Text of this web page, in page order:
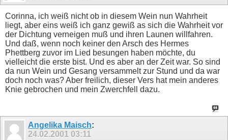
Corinna, ich weiß nicht ob in diesem Wein nun Wahrheit
liegt, aber eins weiß ich ganz gewiß as sich die Wahrheit vor
der Dichtung verneigen muß und ihren Launen willfahren.
Und daß, wenn noch keiner den Arsch des Hermes
Phettberg zuvor im Lied besungen haben möchte, du
vielleicht die erste bist. Und es aber an der Zeit war. So sind
da nun Wein und Gesang versammelt zur Stund und da war
doch noch was? Aber freilich, dieser Vers hat mein anderes
Knie gebrochen und mein Zwerchfell dazu.
Angelika Maisch:
24.02.2001 03:11